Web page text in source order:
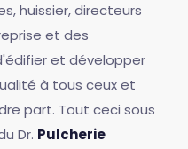
huissier, directeurs
et des
et développer
à tous ceux et
part. Tout ceci sous
Dr. Pulcherie